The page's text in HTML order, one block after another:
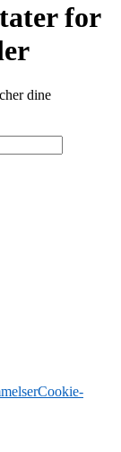
for
dine
Cookie-